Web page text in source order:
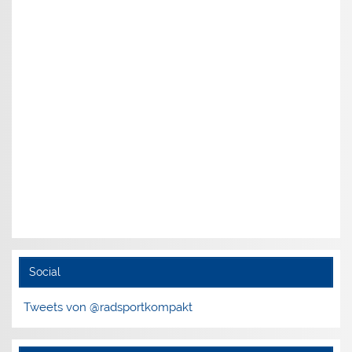
Social
Tweets von @radsportkompakt